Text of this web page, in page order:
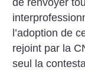
l’adoption de
rejoint par la
seul la